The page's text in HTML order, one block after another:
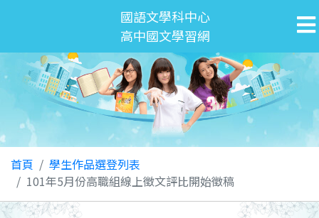
國語文學科中心
高中國文學習網
首頁
學生作品選登列表
101年5月份高職組線上徵文評比開始徵稿